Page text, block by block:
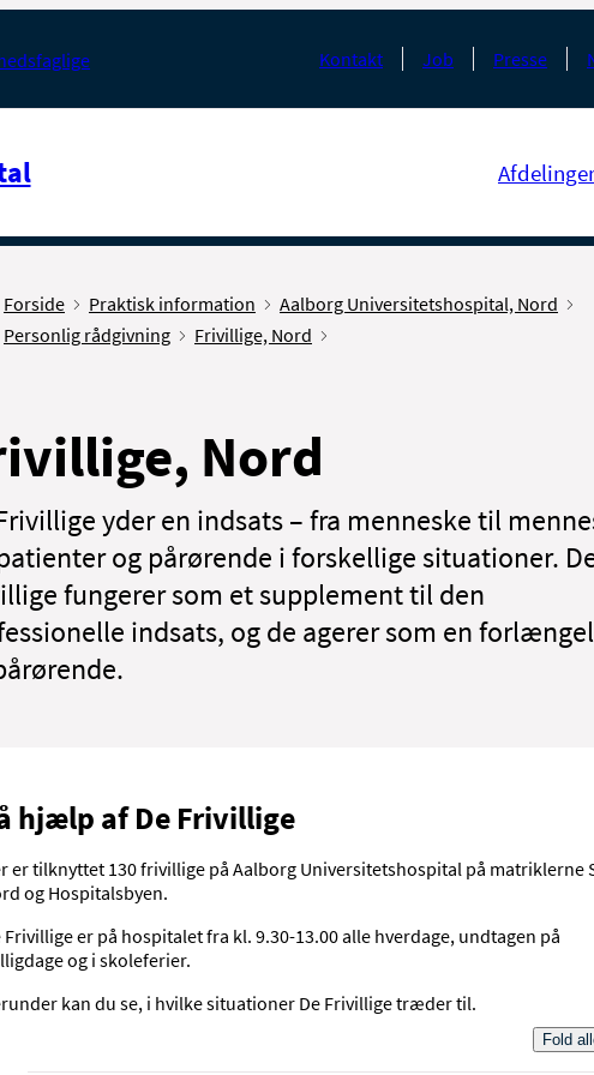
Kontakt Job Presse
Forside Praktisk information
Aalborg Universitetshospital, Nord
Personlig rådgivning
Frivillige, Nord
Nord
yder en indsats – fra menneske til
og pårørende i forskellige situationer.
fungerer som et supplement til den
indsats, og de agerer som en
hjælp af De Frivillige
er tilknyttet 130 frivillige på Aalborg Universitetshospital på matriklerne
og Hospitalsbyen.
Frivillige er på hospitalet fra kl. 9.30-13.00 alle hverdage, undtagen på
og i skoleferier.
kan du se, i hvilke situationer De Frivillige træder til.
Fold